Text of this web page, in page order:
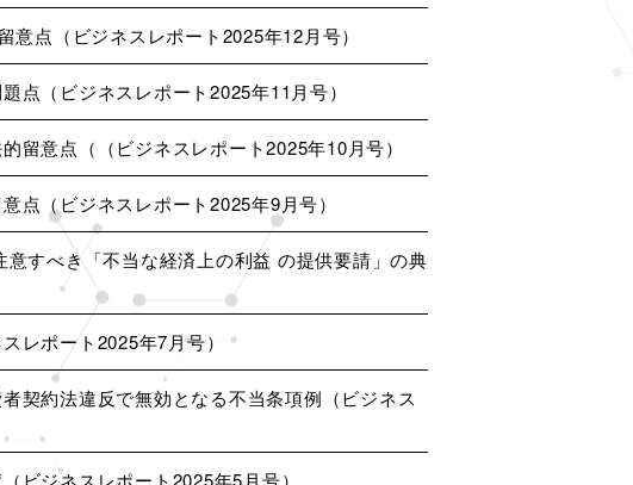
点（ビジネスレポート2025年12月号）
点（ビジネスレポート2025年11月号）
留意点（（ビジネスレポート2025年10月号）
点（ビジネスレポート2025年9月号）
すべき「不当な経済上の利益 の提供要請」の典
レポート2025年7月号）
契約法違反で無効となる不当条項例（ビジネス
ビジネスレポート2025年5月号）